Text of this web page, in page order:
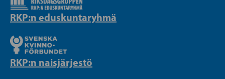
RKP:n eduskuntaryhmä
RKP:n naisjärjestö